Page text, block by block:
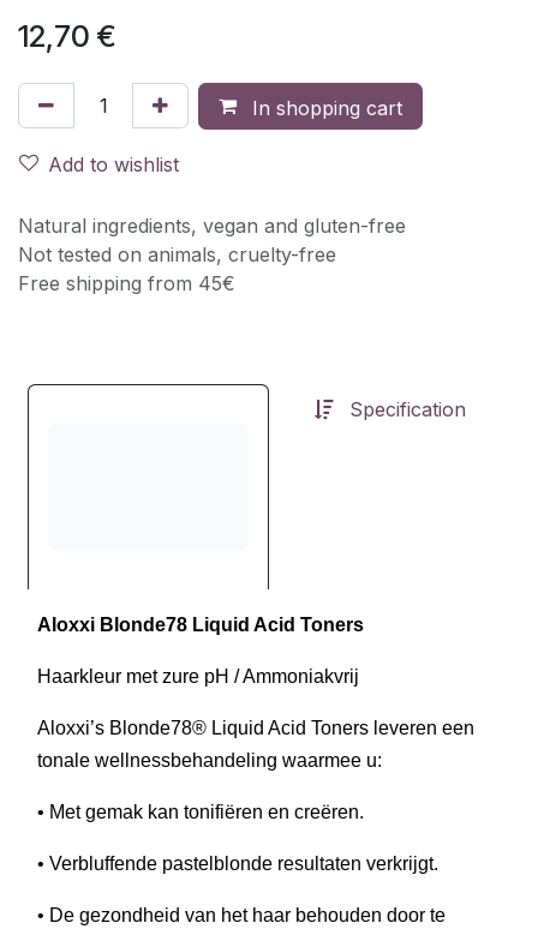
12,70 €
In shopping cart
Add to wishlist
Natural ingredients, vegan and gluten-free
Not tested on animals, cruelty-free
Free shipping from 45€
Specification
Aloxxi Blonde78 Liquid Acid Toners
Haarkleur met zure pH / Ammoniakvrij
Aloxxi’s Blonde78® Liquid Acid Toners leveren een
tonale wellnessbehandeling waarmee u:
• Met gemak kan tonifiëren en creëren.
• Verbluffende pastelblonde resultaten verkrijgt.
• De gezondheid van het haar behouden door te